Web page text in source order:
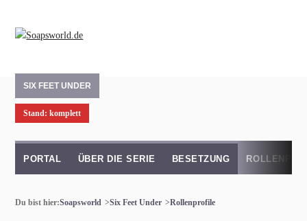
SIX FEET UNDER
Stand: komplett
PORTAL ÜBER DIE SERIE BESETZUNG
Du bist hier:Soapsworld Six Feet Under Rollenprofile